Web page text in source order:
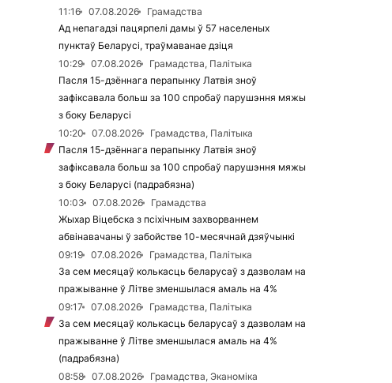
11:16
07.08.2026
Грамадства
Ад непагадзі пацярпелі дамы ў 57 населеных
пунктаў Беларусі, траўмаванае дзіця
10:29
07.08.2026
Грамадства, Палітыка
Пасля 15-дзённага перапынку Латвія зноў
зафіксавала больш за 100 спробаў парушэння мяжы
з боку Беларусі
10:20
07.08.2026
Грамадства, Палітыка
Пасля 15-дзённага перапынку Латвія зноў
зафіксавала больш за 100 спробаў парушэння мяжы
з боку Беларусі (падрабязна)
10:03
07.08.2026
Грамадства
Жыхар Віцебска з псіхічным захворваннем
абвінавачаны ў забойстве 10-месячнай дзяўчынкі
09:19
07.08.2026
Грамадства, Палітыка
За сем месяцаў колькасць беларусаў з дазволам на
пражыванне ў Літве зменшылася амаль на 4%
09:17
07.08.2026
Грамадства, Палітыка
За сем месяцаў колькасць беларусаў з дазволам на
пражыванне ў Літве зменшылася амаль на 4%
(падрабязна)
08:58
07.08.2026
Грамадства, Эканоміка